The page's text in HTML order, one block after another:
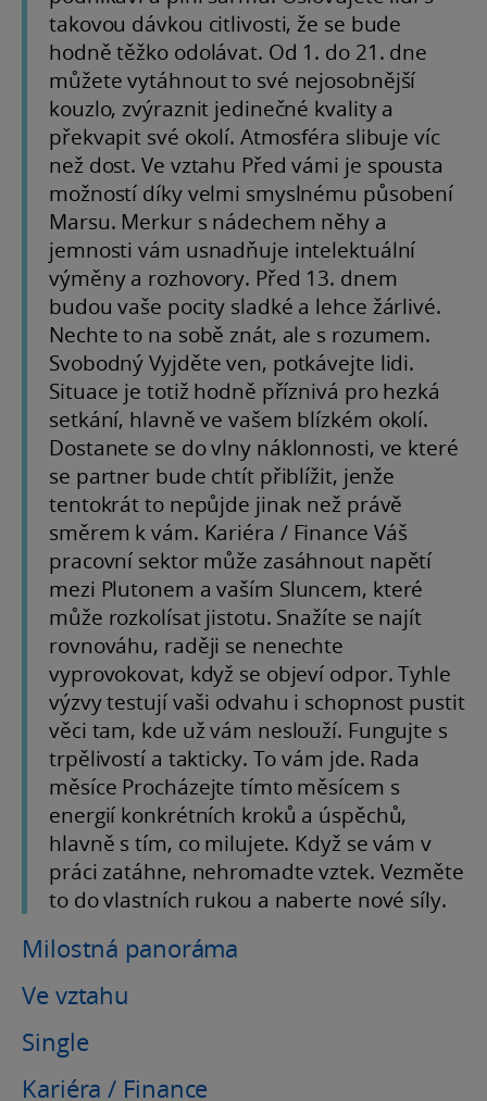
takovou dávkou citlivosti, že se bude
hodně těžko odolávat. Od 1. do 21. dne
můžete vytáhnout to své nejosobnější
kouzlo, zvýraznit jedinečné kvality a
překvapit své okolí. Atmosféra slibuje víc
než dost. Ve vztahu Před vámi je spousta
možností díky velmi smyslnému působení
Marsu. Merkur s nádechem něhy a
jemnosti vám usnadňuje intelektuální
výměny a rozhovory. Před 13. dnem
budou vaše pocity sladké a lehce žárlivé.
Nechte to na sobě znát, ale s rozumem.
Svobodný Vyjděte ven, potkávejte lidi.
Situace je totiž hodně příznivá pro hezká
setkání, hlavně ve vašem blízkém okolí.
Dostanete se do vlny náklonnosti, ve které
se partner bude chtít přiblížit, jenže
tentokrát to nepůjde jinak než právě
směrem k vám. Kariéra / Finance Váš
pracovní sektor může zasáhnout napětí
mezi Plutonem a vaším Sluncem, které
může rozkolísat jistotu. Snažíte se najít
rovnováhu, raději se nenechte
vyprovokovat, když se objeví odpor. Tyhle
výzvy testují vaši odvahu i schopnost pustit
věci tam, kde už vám neslouží. Fungujte s
trpělivostí a takticky. To vám jde. Rada
měsíce Procházejte tímto měsícem s
energií konkrétních kroků a úspěchů,
hlavně s tím, co milujete. Když se vám v
práci zatáhne, nehromadte vztek. Vezměte
to do vlastních rukou a naberte nové síly.
Milostná panoráma
Ve vztahu
Single
Kariéra / Finance